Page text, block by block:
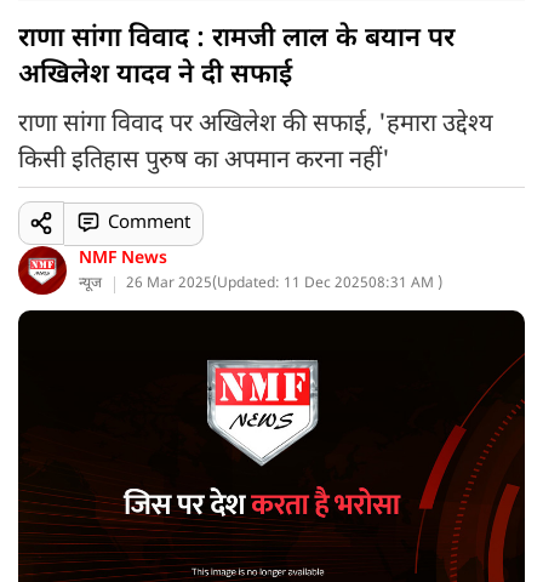
राणा सांगा विवाद : रामजी लाल के बयान पर
अखिलेश यादव ने दी सफाई
राणा सांगा विवाद पर अखिलेश की सफाई, 'हमारा उद्देश्य
किसी इतिहास पुरुष का अपमान करना नहीं'
NMF News
न्यूज 26 Mar 2025(Updated: 11 Dec 202508:31 AM )
Comment